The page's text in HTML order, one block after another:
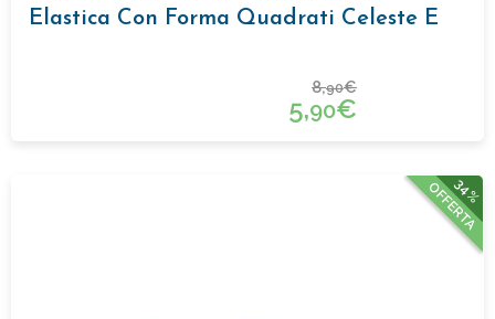
Elastica Con Forma Quadrati Celeste E
8,90€
5,90€
34%
OFFERTA